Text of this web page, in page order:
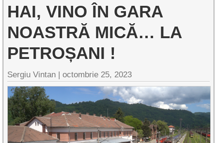
HAI, VINO ÎN GARA
NOASTRĂ MICĂ… LA
PETROȘANI !
Sergiu Vintan |octombrie 25, 2023